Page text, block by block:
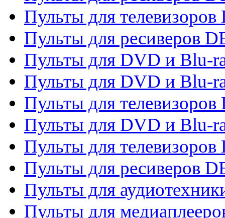
Пульты для телевизоров
Пульты для ресиверов
Пульты для DVD и Blu-
Пульты для DVD и Blu-
Пульты для
Пульты для DVD и Blu-
Пульты для телевизоров
Пульты для ресиверов
Пульты для
Пульты для